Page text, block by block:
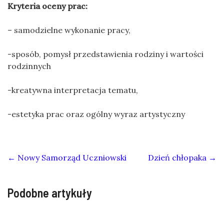
Kryteria oceny prac:
– samodzielne wykonanie pracy,
-sposób, pomysł przedstawienia rodziny i wartości
rodzinnych
-kreatywna interpretacja tematu,
-estetyka prac oraz ogólny wyraz artystyczny
← Nowy Samorząd Uczniowski Dzień chłopaka →
Podobne artykuły